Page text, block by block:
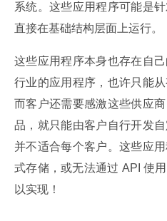
系统。这些应用程序可能是
直接在基础结构层面上运行。
这些应用程序本身也存在自
行业的应用程序，也许只能
而客户还需要感激这些供应
品，就只能由客户自行开发
并不适合每个客户。这些应
式存储，或无法通过 API 使
以实现！